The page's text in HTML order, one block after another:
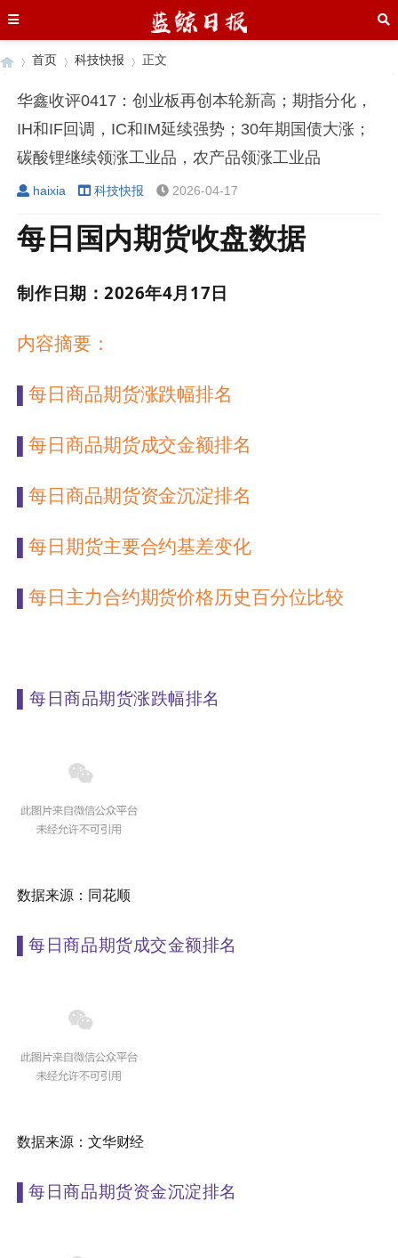
›
首页 科技快报
›
正文
华鑫收评0417：创业板再创本轮新高；期指分化，
IH和IF回调，IC和IM延续强势；30年期国债大涨；
碳酸锂继续领涨工业品，农产品领涨工业品
haixia 科技快报 2026-04-17
每日国内期货收盘数据
制作日期：2026年4月 17日
内容摘要：
▌每日商品期货涨跌幅排名
▌每日商品期货成交金额排名
▌每日商品期货资金沉淀排名
▌每日期货主要合约基差变化
▌每日主力合约期货价格历史百分位比较
▌每日商品期货涨跌幅排名
数据来源：同花顺
▌每日商品期货成交金额排名
数据来源：文华财经
▌每日商品期货资金沉淀排名